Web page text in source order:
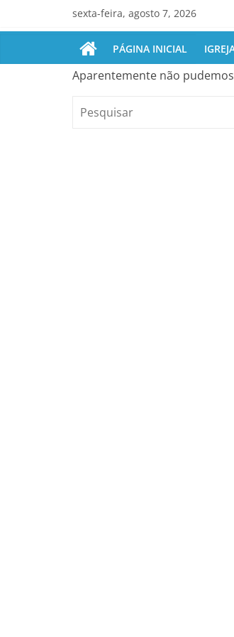
conteúdo
sexta-feira, agosto 7, 2026
PÁGINA INICIAL
Aparentemente não